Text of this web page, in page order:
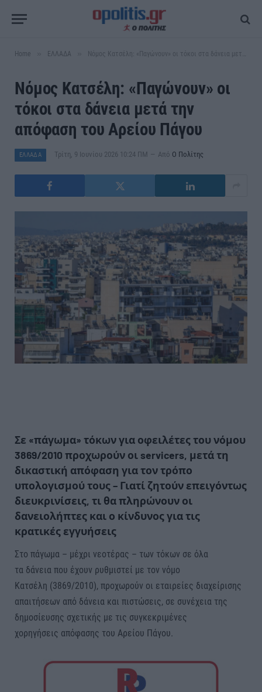
Home ΕΛΛΑΔΑ Νόμος Κατσέλη: «Παγώνουν» οι τόκοι στα δάνεια μετά την απόφαση του Αρείου Πάγου
Νόμος Κατσέλη: «Παγώνουν» οι
τόκοι στα δάνεια μετά την
απόφαση του Αρείου Πάγου
ΕΛΛΑΔΑ Τρίτη, 9 Ιουνίου 2026 10:24 ΠΜ Από Ο Πολίτης
Σε «πάγωμα» τόκων για οφειλέτες του νόμου
3869/2010 προχωρούν οι servicers, μετά τη
δικαστική απόφαση για τον τρόπο
υπολογισμού τους – Γιατί ζητούν επειγόντως
διευκρινίσεις, τι θα πληρώνουν οι
δανειολήπτες και ο κίνδυνος για τις
κρατικές εγγυήσεις
Στο πάγωμα – μέχρι νεοτέρας – των τόκων σε όλα
τα δάνεια που έχουν ρυθμιστεί με τον νόμο
Κατσέλη (3869/2010), προχωρούν οι εταιρείες διαχείρισης
απαιτήσεων από δάνεια και πιστώσεις, σε συνέχεια της
δημοσίευσης σχετικής με τις συγκεκριμένες
χορηγήσεις απόφασης του Αρείου Πάγου.